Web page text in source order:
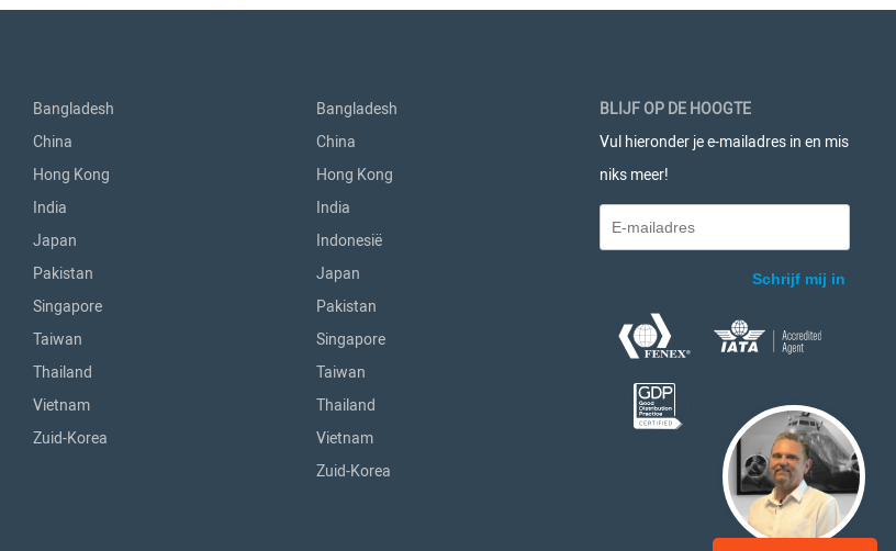
Bangladesh
China
Hong Kong
India
Japan
Pakistan
Singapore
Taiwan
Thailand
Vietnam
Zuid-Korea
Bangladesh
China
Hong Kong
India
Indonesië
Japan
Pakistan
Singapore
Taiwan
Thailand
Vietnam
Zuid-Korea
BLIJF OP DE HOOGTE
Vul hieronder je e-mailadres in en mis
niks meer!